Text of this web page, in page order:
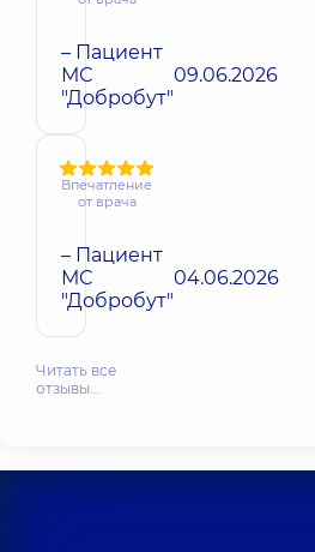
– Пациент
МС
"Добробут"
09.06.2026
Впечатление
от врача
– Пациент
МС
"Добробут"
04.06.2026
Читать все
отзывы…